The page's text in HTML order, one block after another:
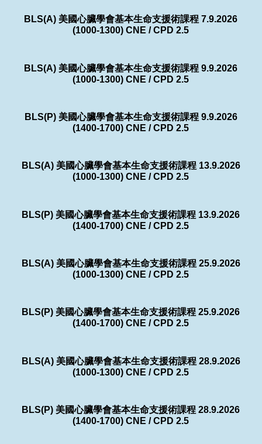
BLS(A) 美國心臟學會基本生命支援術課程 7.9.2026
(1000-1300) CNE / CPD 2.5
BLS(A) 美國心臟學會基本生命支援術課程 9.9.2026
(1000-1300) CNE / CPD 2.5
BLS(P) 美國心臟學會基本生命支援術課程 9.9.2026
(1400-1700) CNE / CPD 2.5
BLS(A) 美國心臟學會基本生命支援術課程 13.9.2026
(1000-1300) CNE / CPD 2.5
BLS(P) 美國心臟學會基本生命支援術課程 13.9.2026
(1400-1700) CNE / CPD 2.5
BLS(A) 美國心臟學會基本生命支援術課程 25.9.2026
(1000-1300) CNE / CPD 2.5
BLS(P) 美國心臟學會基本生命支援術課程 25.9.2026
(1400-1700) CNE / CPD 2.5
BLS(A) 美國心臟學會基本生命支援術課程 28.9.2026
(1000-1300) CNE / CPD 2.5
BLS(P) 美國心臟學會基本生命支援術課程 28.9.2026
(1400-1700) CNE / CPD 2.5